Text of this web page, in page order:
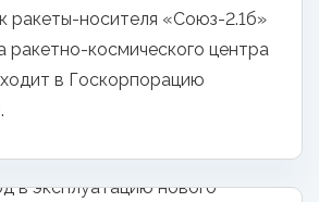
ракеты-носителя «Союз-2.1б»
ракетно-космического центра
в Госкорпорацию